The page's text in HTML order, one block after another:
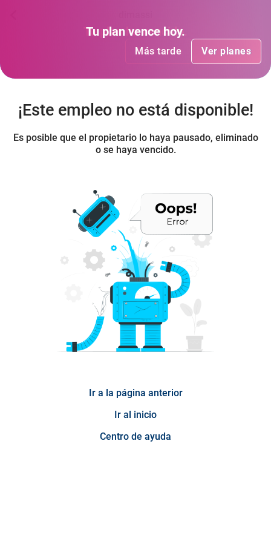
Tu plan ha vencido.
Más tarde Ver planes
Tu plan vence hoy.
Más tarde Ver planes
¡Este empleo no está disponible!
Es posible que el propietario lo haya pausado, eliminado
o se haya vencido.
Ir a la página anterior
Ir al inicio
Centro de ayuda